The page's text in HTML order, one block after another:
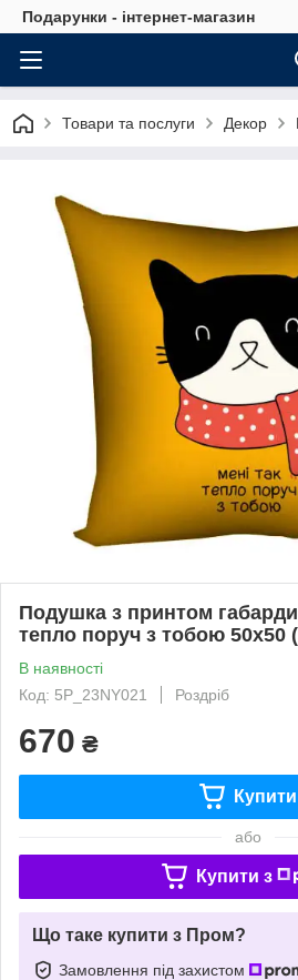
Подарунки - інтернет-магазин
Товари та послуги Декор
Подушка з принтом
тепло поруч з тобою 50x50
В наявності
Код: 5P_23NY021
Роздріб
670 ₴
Купити
або
Купити з
Що таке купити з Пром?
Замовлення під захистом